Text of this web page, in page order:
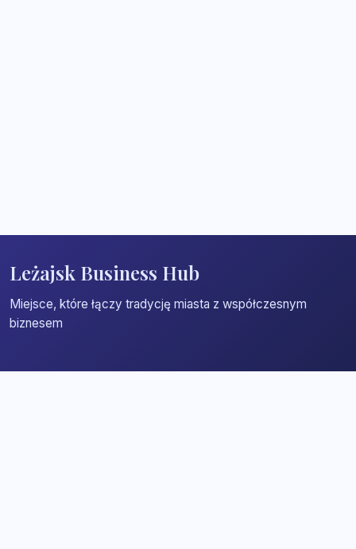
Leżajsk Business Hub
Miejsce, które łączy tradycję miasta z współczesnym
biznesem